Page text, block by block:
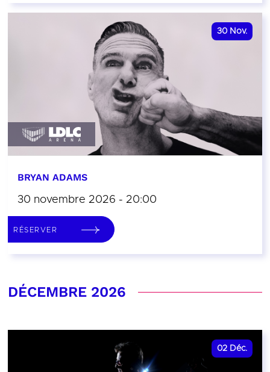
30 Nov.
BRYAN ADAMS
30 novembre 2026 - 20:00
RÉSERVER
DÉCEMBRE 2026
02 Déc.